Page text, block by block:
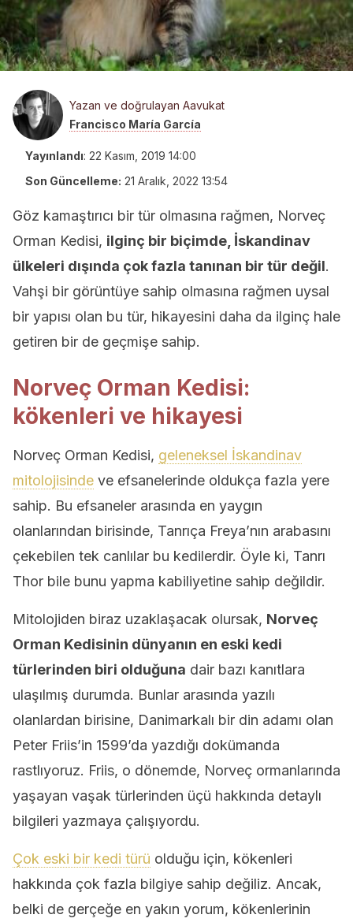
Yazan ve doğrulayan Aavukat
Francisco María García
Yayınlandı: 22 Kasım, 2019 14:00
Son Güncelleme: 21 Aralık, 2022 13:54
Göz kamaştırıcı bir tür olmasına rağmen, Norveç
Orman Kedisi, ilginç bir biçimde, İskandinav
ülkeleri dışında çok fazla tanınan bir tür değil.
Vahşi bir görüntüye sahip olmasına rağmen uysal
bir yapısı olan bu tür, hikayesini daha da ilginç hale
getiren bir de geçmişe sahip.
Norveç Orman Kedisi:
kökenleri ve hikayesi
Norveç Orman Kedisi, geleneksel İskandinav
mitolojisinde ve efsanelerinde oldukça fazla yere
sahip. Bu efsaneler arasında en yaygın
olanlarından birisinde, Tanrıça Freya’nın arabasını
çekebilen tek canlılar bu kedilerdir. Öyle ki, Tanrı
Thor bile bunu yapma kabiliyetine sahip değildir.
Mitolojiden biraz uzaklaşacak olursak, Norveç
Orman Kedisinin dünyanın en eski kedi
türlerinden biri olduğuna dair bazı kanıtlara
ulaşılmış durumda. Bunlar arasında yazılı
olanlardan birisine, Danimarkalı bir din adamı olan
Peter Friis’in 1599’da yazdığı dokümanda
rastlıyoruz. Friis, o dönemde, Norveç ormanlarında
yaşayan vaşak türlerinden üçü hakkında detaylı
bilgileri yazmaya çalışıyordu.
Çok eski bir kedi türü olduğu için, kökenleri
hakkında çok fazla bilgiye sahip değiliz. Ancak,
belki de gerçeğe en yakın yorum, kökenlerinin